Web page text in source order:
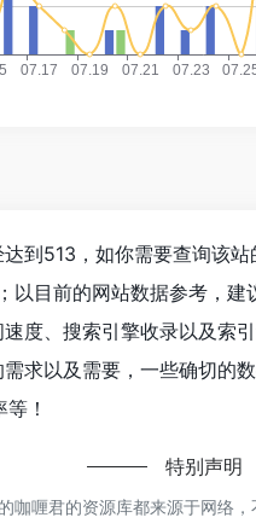
到513，如你需要查询该
以目前的网站数据参考，
度、搜索引擎收录以及索
求以及需要，一些确切的
！
特别声明
咖喱君的资源库都来源于网络